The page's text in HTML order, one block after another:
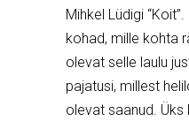
Mihkel Lüdigi
kohad, mille kohta
olevat selle laulu
pajatusi, millest
olevat saanud. Üks